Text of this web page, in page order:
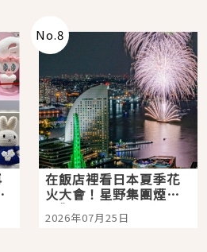
No.8
在飯店裡看日本夏季花
火大會！星野集團煙火
景觀飯店6選，讓你不用
人擠人悠閒欣賞
2026年07月25日